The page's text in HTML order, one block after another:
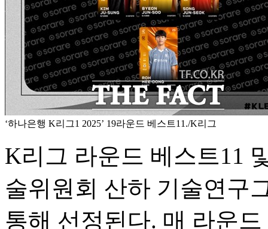
‘하나은행 K리그1 2025’ 19라운드 베스트11./K리그
K리그 라운드 베스트11
술위원회 산하 기술연구
통해 선정된다. 매 라운